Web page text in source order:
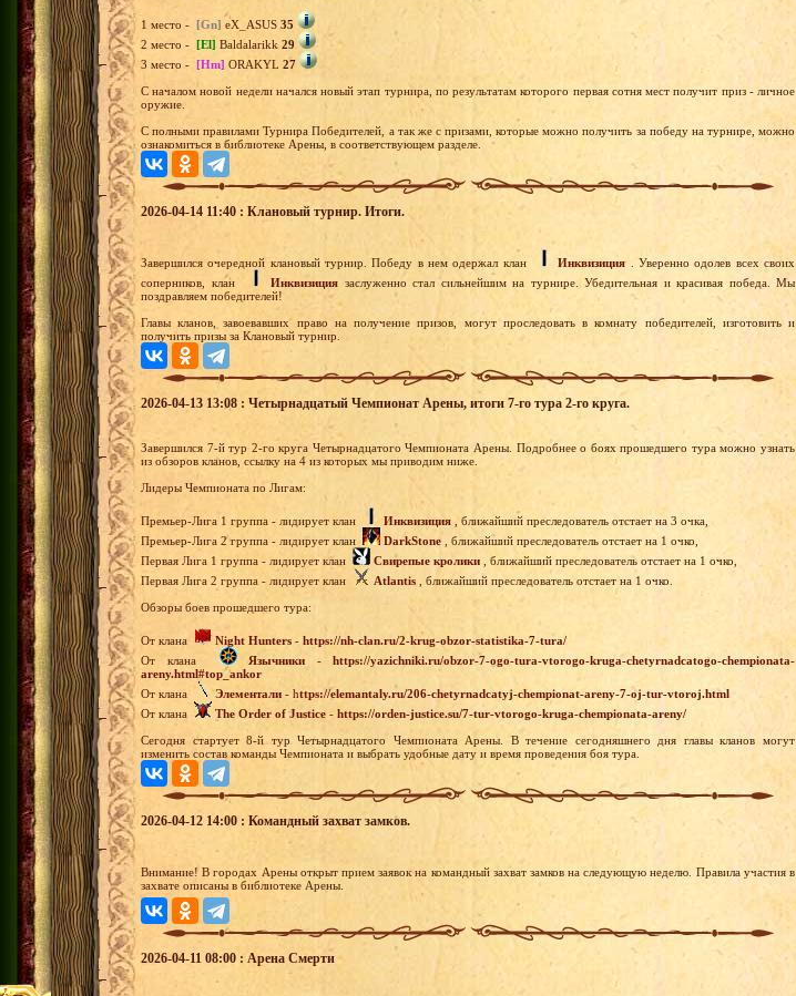
1 место - [Gn] eX_ASUS 35
2 место -
[El] Baldalarikk 29
3 место -
[Hm] ORAKYL 27
С началом новой недели начался новый этап турнира, по результатам которого первая сотня мест получит приз - личное
оружие.
С полными правилами Турнира Победителей, а так же с призами, которые можно получить за победу на турнире, можно
ознакомиться в библиотеке Арены, в соответствующем разделе.
2026-04-14 11:40 : Клановый турнир. Итоги.
Завершился очередной клановый турнир. Победу в нем одержал клан Инквизиция . Уверенно одолев всех своих
соперников, клан
Инквизиция заслуженно стал сильнейшим на турнире. Убедительная и красивая победа. Мы
поздравляем победителей!
Главы кланов, завоевавших право на получение призов, могут проследовать в комнату победителей, изготовить и
получить призы за Клановый турнир.
2026-04-13 13:08 : Четырнадцатый Чемпионат Арены, итоги 7-го тура 2-го круга.
Завершился 7-й тур 2-го круга Четырнадцатого Чемпионата Арены. Подробнее о боях прошедшего тура можно узнать
из обзоров кланов, ссылку на 4 из которых мы приводим ниже.
Лидеры Чемпионата по Лигам:
Премьер-Лига 1 группа - лидирует клан Инквизиция , ближайший преследователь отстает на 3 очка,
Премьер-Лига 2 группа - лидирует клан
DarkStone , ближайший преследователь отстает на 1 очко,
Первая Лига 1 группа - лидирует клан
Свирепые кролики , ближайший преследователь отстает на 1 очко,
Первая Лига 2 группа - лидирует клан
Atlantis , ближайший преследователь отстает на 1 очко.
Обзоры боев прошедшего тура:
От клана Night Hunters - https://nh-clan.ru/2-krug-obzor-statistika-7-tura/
От клана
Язычники - https://yazichniki.ru/obzor-7-ogo-tura-vtorogo-kruga-chetyrnadcatogo-chempionata-
areny.html#top_ankor
От клана
Элементали - https://elemantaly.ru/206-chetyrnadcatyj-chempionat-areny-7-oj-tur-vtoroj.html
От клана
The Order of Justice - https://orden-justice.su/7-tur-vtorogo-kruga-chempionata-areny/
Сегодня стартует 8-й тур Четырнадцатого Чемпионата Арены. В течение сегодняшнего дня главы кланов могут
изменить состав команды Чемпионата и выбрать удобные дату и время проведения боя тура.
2026-04-12 14:00 : Командный захват замков.
Внимание! В городах Арены открыт прием заявок на командный захват замков на следующую неделю. Правила участия в
захвате описаны в библиотеке Арены.
2026-04-11 08:00 : Арена Смерти